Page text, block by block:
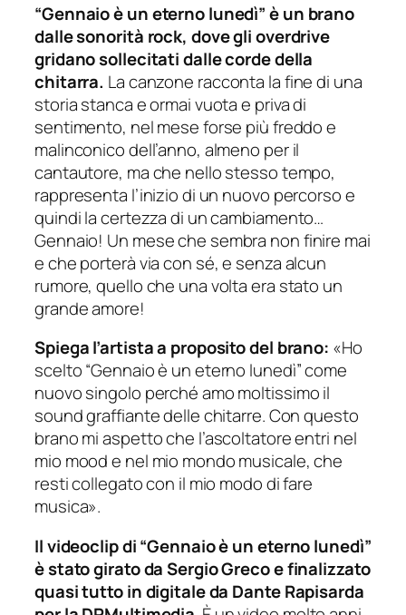
“Gennaio è un eterno lunedì” è un brano
dalle sonorità rock, dove gli overdrive
gridano sollecitati dalle corde della
chitarra. La canzone racconta la fine di una
storia stanca e ormai vuota e priva di
sentimento, nel mese forse più freddo e
malinconico dell’anno, almeno per il
cantautore, ma che nello stesso tempo,
rappresenta l’inizio di un nuovo percorso e
quindi la certezza di un cambiamento…
Gennaio! Un mese che sembra non finire mai
e che porterà via con sé, e senza alcun
rumore, quello che una volta era stato un
grande amore!
Spiega l’artista a proposito del brano: «Ho
scelto “Gennaio è un eterno lunedì” come
nuovo singolo perché amo moltissimo il
sound graffiante delle chitarre. Con questo
brano mi aspetto che l’ascoltatore entri nel
mio mood e nel mio mondo musicale, che
resti collegato con il mio modo di fare
musica».
Il videoclip di “Gennaio è un eterno lunedì”
è stato girato da Sergio Greco e finalizzato
quasi tutto in digitale da Dante Rapisarda